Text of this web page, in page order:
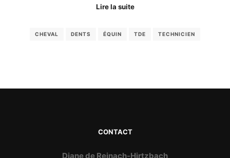
Lire la suite
CHEVAL DENTS ÉQUIN TDE TECHNICIEN
CONTACT
Diane de Reinach-Hirtzbach